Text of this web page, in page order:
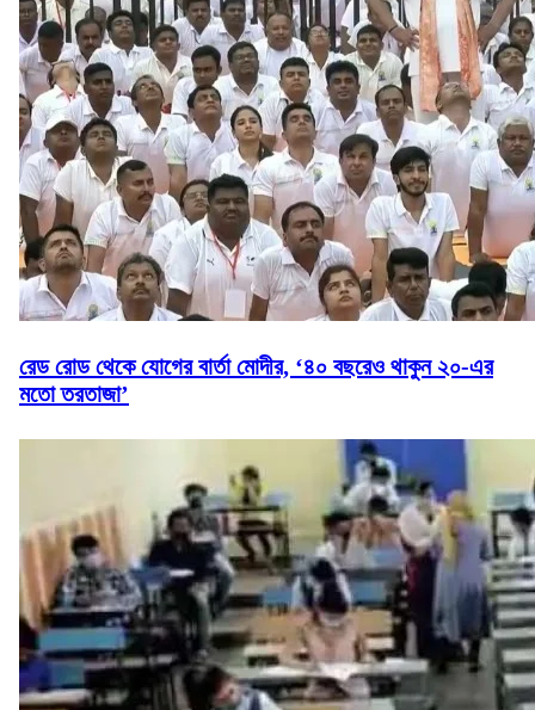
রেড রোড থেকে যোগের বার্তা মোদীর, ‘৪০ বছরেও থাকুন ২০-এর
মতো তরতাজা’